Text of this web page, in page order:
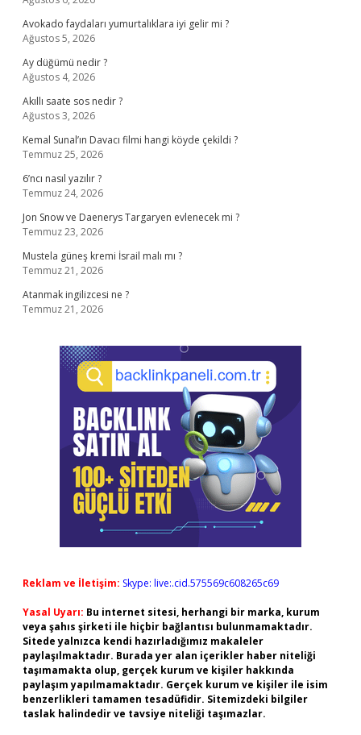
Avokado faydaları yumurtalıklara iyi gelir mi ?
Ağustos 5, 2026
Ay düğümü nedir ?
Ağustos 4, 2026
Akıllı saate sos nedir ?
Ağustos 3, 2026
Kemal Sunal’ın Davacı filmi hangi köyde çekildi ?
Temmuz 25, 2026
6’ncı nasıl yazılır ?
Temmuz 24, 2026
Jon Snow ve Daenerys Targaryen evlenecek mi ?
Temmuz 23, 2026
Mustela güneş kremi İsrail malı mı ?
Temmuz 21, 2026
Atanmak ingilizcesi ne ?
Temmuz 21, 2026
Reklam ve İletişim: Skype: live:.cid.575569c608265c69
Yasal Uyarı: Bu internet sitesi, herhangi bir marka, kurum
veya şahıs şirketi ile hiçbir bağlantısı bulunmamaktadır.
Sitede yalnızca kendi hazırladığımız makaleler
paylaşılmaktadır. Burada yer alan içerikler haber niteliği
taşımamakta olup, gerçek kurum ve kişiler hakkında
paylaşım yapılmamaktadır. Gerçek kurum ve kişiler ile isim
benzerlikleri tamamen tesadüfidir. Sitemizdeki bilgiler
taslak halindedir ve tavsiye niteliği taşımazlar.